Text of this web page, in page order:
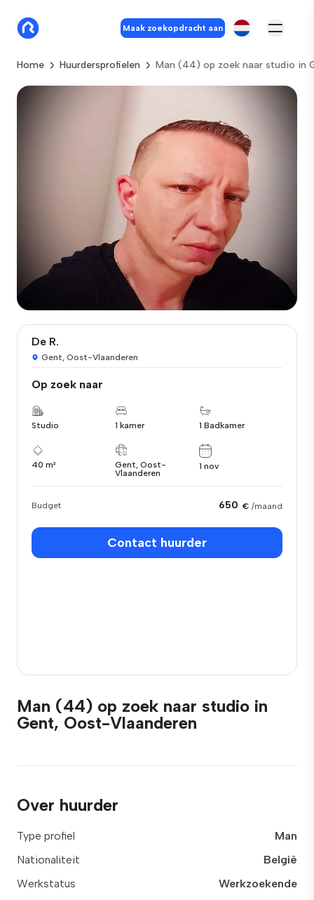
Maak zoekopdracht aan
Home Huurdersprofielen Man (44) op zoek naar studio in
De R.
Gent, Oost-Vlaanderen
Op zoek naar
Studio 1 kamer 1 Badkamer
40 m²
Gent, Oost-
Vlaanderen
1 nov
Budget 650 € /maand
Contact huurder
Man (44) op zoek naar studio in
Gent, Oost-Vlaanderen
Over huurder
Type profiel
Man
Nationaliteit
België
Werkstatus
Werkzoekende